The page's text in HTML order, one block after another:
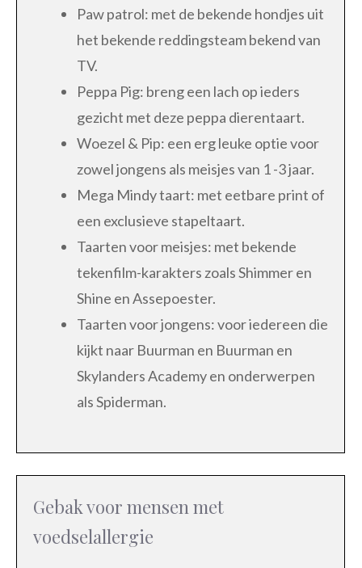
Paw patrol: met de bekende hondjes uit
het bekende reddingsteam bekend van
TV.
Peppa Pig: breng een lach op ieders
gezicht met deze peppa dierentaart.
Woezel & Pip: een erg leuke optie voor
zowel jongens als meisjes van 1 -3 jaar.
Mega Mindy taart: met eetbare print of
een exclusieve stapeltaart.
Taarten voor meisjes: met bekende
tekenfilm-karakters zoals Shimmer en
Shine en Assepoester.
Taarten voor jongens: voor iedereen die
kijkt naar Buurman en Buurman en
Skylanders Academy en onderwerpen
als Spiderman.
Gebak voor mensen met
voedselallergie